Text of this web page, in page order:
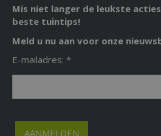
Mis niet langer de leukste
beste tuintips!
Meld u nu aan voor onze
E-mailadres: *